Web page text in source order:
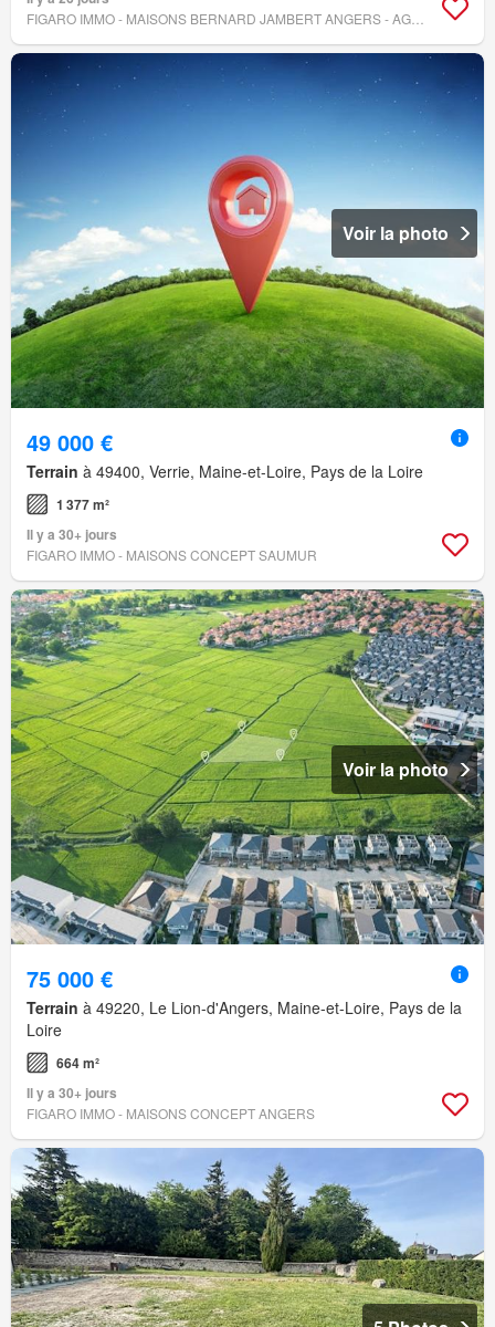
Voir la photo
49 000 €
Terrain à 49400, Verrie, Maine-et-Loire, Pays de la Loire
1 377 m²
Il y a 30+ jours
FIGARO IMMO - MAISONS CONCEPT SAUMUR
Voir la photo
75 000 €
Terrain à 49220, Le Lion-d'Angers, Maine-et-Loire, Pays de la
Loire
664 m²
Il y a 30+ jours
FIGARO IMMO - MAISONS CONCEPT ANGERS